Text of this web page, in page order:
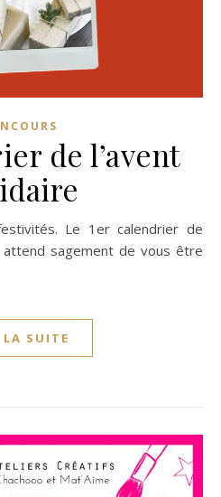
de l’avent
attend sagement de vous être
LA SUITE